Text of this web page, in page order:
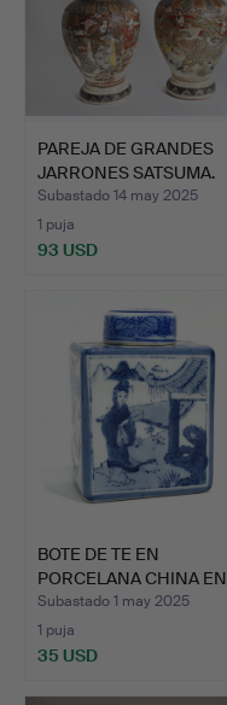
PAREJA DE GRANDES
JARRONES SATSUMA.
CIRCA …
Subastado 14 may 2025
1 puja
93 USD
BOTE DE TE EN
PORCELANA CHINA EN
AZUL Y BL…
Subastado 1 may 2025
1 puja
35 USD